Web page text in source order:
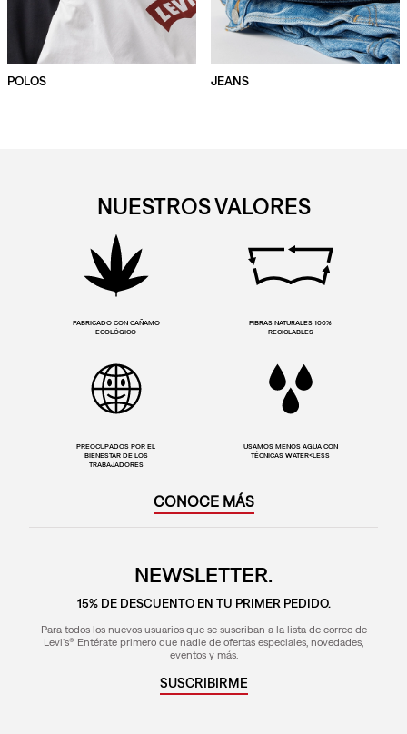
POLOS JEANS
NUESTROS VALORES
FABRICADO CON CAÑAMO
ECOLÓGICO
FIBRAS NATURALES 100%
RECICLABLES
PREOCUPADOS POR EL
BIENESTAR DE LOS
TRABAJADORES
USAMOS MENOS AGUA CON
TÉCNICAS WATER<LESS
CONOCE MÁS
NEWSLETTER.
15% DE DESCUENTO EN TU PRIMER PEDIDO.
Para todos los nuevos usuarios que se suscriban a la lista de correo de
Levi's® Entérate primero que nadie de ofertas especiales, novedades,
eventos y más.
SUSCRIBIRME